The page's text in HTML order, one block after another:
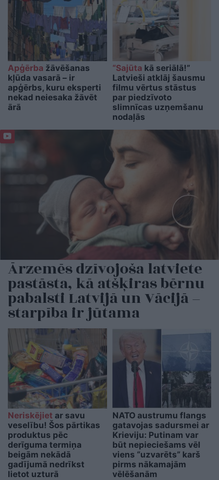
Apģērba žāvēšanas
kļūda vasarā – ir
apģērbs, kuru eksperti
nekad neiesaka žāvēt
ārā
“Sajūta kā seriālā!”
Latvieši atklāj šausmu
filmu vērtus stāstus
par piedzīvoto
slimnīcas uzņemšanu
nodaļās
Ārzemēs dzīvojoša latviete
pastāsta, kā atšķiras bērnu
pabalsti Latvijā un Vācijā –
starpība ir jūtama
Neriskējiet ar savu
veselību! Šos pārtikas
produktus pēc
derīguma termiņa
beigām nekādā
gadījumā nedrīkst
lietot uzturā
NATO austrumu flangs
gatavojas sadursmei ar
Krieviju: Putinam var
būt nepieciešams vēl
viens “uzvarēts” karš
pirms nākamajām
vēlēšanām